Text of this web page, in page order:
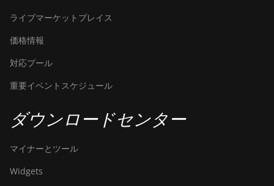
ライブマーケットプレイス
価格情報
対応プール
重要イベントスケジュール
ダウンロードセンター
マイナーとツール
Widgets